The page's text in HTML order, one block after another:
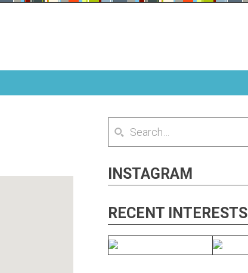
INSTAGRAM
RECENT INTERESTS